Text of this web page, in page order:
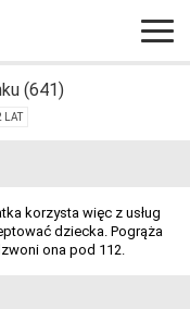
(641)
LAT
korzysta więc z usług
dziecka. Pogrąża
ona pod 112.